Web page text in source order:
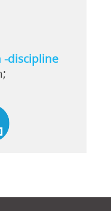
-discipline